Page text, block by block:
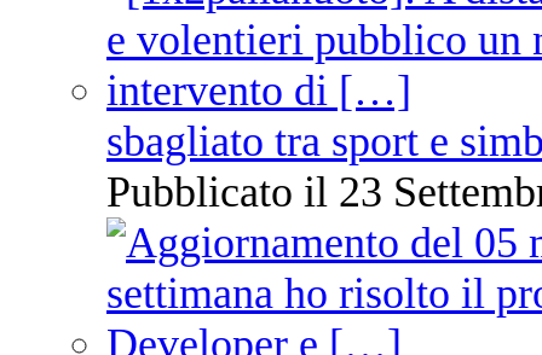
sbagliato tra sport e
Pubblicato il 23